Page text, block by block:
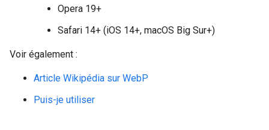
Opera 19+
Safari 14+ (iOS 14+, macOS Big Sur+)
Voir également :
Article Wikipédia sur WebP
Puis-je utiliser